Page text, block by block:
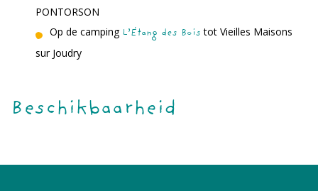
PONTORSON
Op de camping L’Étang des Bois tot Vieilles Maisons
sur Joudry
Beschikbaarheid